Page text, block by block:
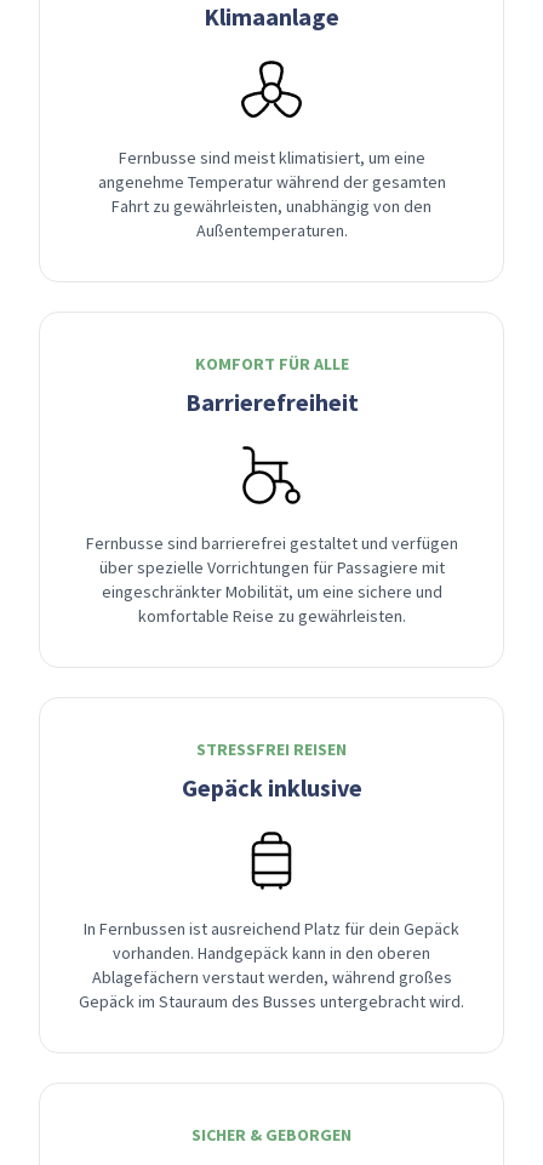
Klimaanlage
Fernbusse sind meist klimatisiert, um eine
angenehme Temperatur während der gesamten
Fahrt zu gewährleisten, unabhängig von den
Außentemperaturen.
KOMFORT FÜR ALLE
Barrierefreiheit
Fernbusse sind barrierefrei gestaltet und verfügen
über spezielle Vorrichtungen für Passagiere mit
eingeschränkter Mobilität, um eine sichere und
komfortable Reise zu gewährleisten.
STRESSFREI REISEN
Gepäck inklusive
In Fernbussen ist ausreichend Platz für dein Gepäck
vorhanden. Handgepäck kann in den oberen
Ablagefächern verstaut werden, während großes
Gepäck im Stauraum des Busses untergebracht wird.
SICHER & GEBORGEN